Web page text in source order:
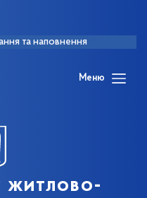
та наповнення
Меню
житлово-